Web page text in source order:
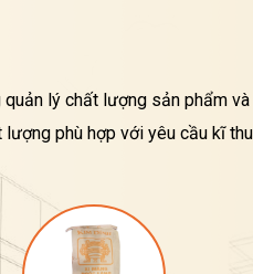
quản lý chất lượng sản phẩm
lượng phù hợp với yêu cầu kĩ